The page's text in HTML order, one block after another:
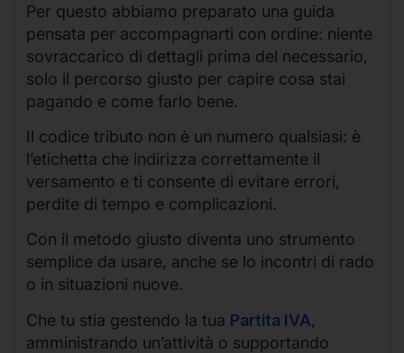
Per questo abbiamo preparato una guida
pensata per accompagnarti con ordine: niente
sovraccarico di dettagli prima del necessario,
solo il percorso giusto per capire cosa stai
pagando e come farlo bene.
Il codice tributo non è un numero qualsiasi: è
l’etichetta che indirizza correttamente il
versamento e ti consente di evitare errori,
perdite di tempo e complicazioni.
Con il metodo giusto diventa uno strumento
semplice da usare, anche se lo incontri di rado
o in situazioni nuove.
Che tu stia gestendo la tua Partita IVA,
amministrando un’attività o supportando